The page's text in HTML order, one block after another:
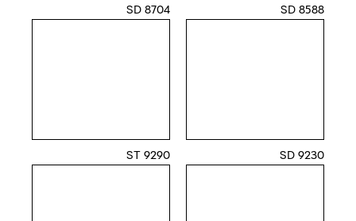
8588 SD
8704 SD
9230 SD
9290 ST